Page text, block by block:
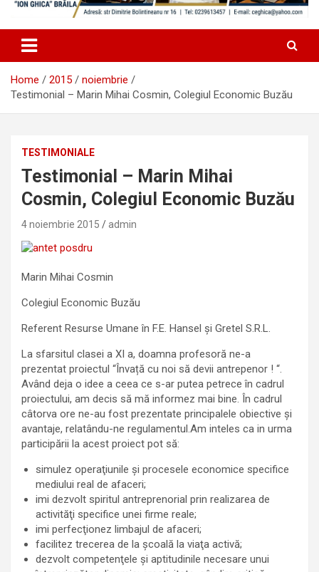
Home 2015
noiembrie
Testimonial – Marin Mihai Cosmin, Colegiul Economic Buzău
TESTIMONIALE
Testimonial – Marin Mihai
Cosmin, Colegiul Economic Buzău
4 noiembrie 2015 admin
Marin Mihai Cosmin
Colegiul Economic Buzău
Referent Resurse Umane în F.E. Hansel și Gretel S.R.L.
La sfarsitul clasei a XI a, doamna profesoră ne-a
prezentat proiectul “Învață cu noi să devii antrepenor ! “.
Având deja o idee a ceea ce s-ar putea petrece în cadrul
proiectului, am decis să mă informez mai bine. În cadrul
câtorva ore ne-au fost prezentate principalele obiective și
avantaje, relatându-ne regulamentul.Am inteles ca in urma
participării la acest proiect pot să:
simulez operaţiunile şi procesele economice specifice
mediului real de afaceri;
imi dezvolt spiritul antreprenorial prin realizarea de
activităţi specifice unei firme reale;
imi perfecţionez limbajul de afaceri;
facilitez trecerea de la şcoală la viaţa activă;
dezvolt competenţele şi aptitudinile necesare unui